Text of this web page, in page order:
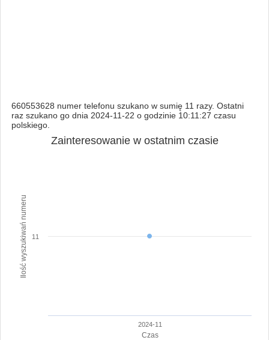
660553628 numer telefonu szukano w sumię 11 razy. Ostatni
raz szukano go dnia 2024-11-22 o godzinie 10:11:27 czasu
polskiego.
Czas
Ilość wyszukiwań numeru
Zainteresowanie w ostatnim czasie
2024-11
11